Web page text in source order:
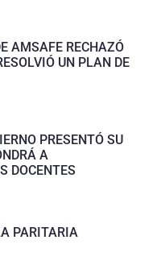
AMSAFE RECHAZÓ
UN PLAN DE
PRESENTÓ SU
A
DOCENTES
PARITARIA